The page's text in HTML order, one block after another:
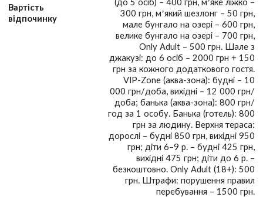
Вартість
відпочинку
300 грн, м’який шезлонг – 50 грн,
мале бунгало на озері – 600 грн,
велике бунгало на озері – 700 грн,
Only Adult – 500 грн. Шале з
джакузі: до 6 осіб – 2000 грн + 150
грн за кожного додаткового гостя.
VIP-Zone (аква-зона): будні – 10
000 грн/доба, вихідні – 12 000 грн/
доба; банька (аква-зона): 800 грн/
год за 1 особу. Банька (готель): 800
грн за людину. Верхня тераса:
дорослі – будні 850 грн, вихідні 950
грн; діти 6–9 р. – будні 425 грн,
вихідні 475 грн; діти до 6 р. –
безкоштовно. Only Adult (18+): 500
грн. Штрафи: порушення правил
перебування – 1500 грн.